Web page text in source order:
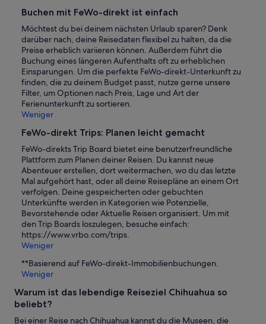
Buchen mit FeWo-direkt ist einfach
Möchtest du bei deinem nächsten Urlaub sparen? Denk
darüber nach, deine Reisedaten flexibel zu halten, da die
Preise erheblich variieren können. Außerdem führt die
Buchung eines längeren Aufenthalts oft zu erheblichen
Einsparungen. Um die perfekte FeWo-direkt-Unterkunft zu
finden, die zu deinem Budget passt, nutze gerne unsere
Filter, um Optionen nach Preis, Lage und Art der
Ferienunterkunft zu sortieren.
Weniger
FeWo-direkt Trips: Planen leicht gemacht
FeWo-direkts Trip Board bietet eine benutzerfreundliche
Plattform zum Planen deiner Reisen. Du kannst neue
Abenteuer erstellen, dort weitermachen, wo du das letzte
Mal aufgehört hast, oder all deine Reisepläne an einem Ort
verfolgen. Deine gespeicherten oder gebuchten
Unterkünfte werden in Kategorien wie Potenzielle,
Bevorstehende oder Aktuelle Reisen organisiert. Um mit
den Trip Boards loszulegen, besuche einfach:
https://www.vrbo.com/trips.
Weniger
**Basierend auf FeWo-direkt-Immobilienbuchungen.
Weniger
Warum ist das lebendige Reiseziel Chihuahua so
beliebt?
Bei einer Reise nach Chihuahua kannst du die Museen, die